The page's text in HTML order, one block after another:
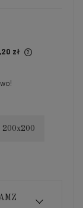
zł
200x200